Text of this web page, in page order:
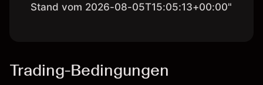
Stand vom 2026-08-05T15:05:13+00:00"
Trading-Bedingungen